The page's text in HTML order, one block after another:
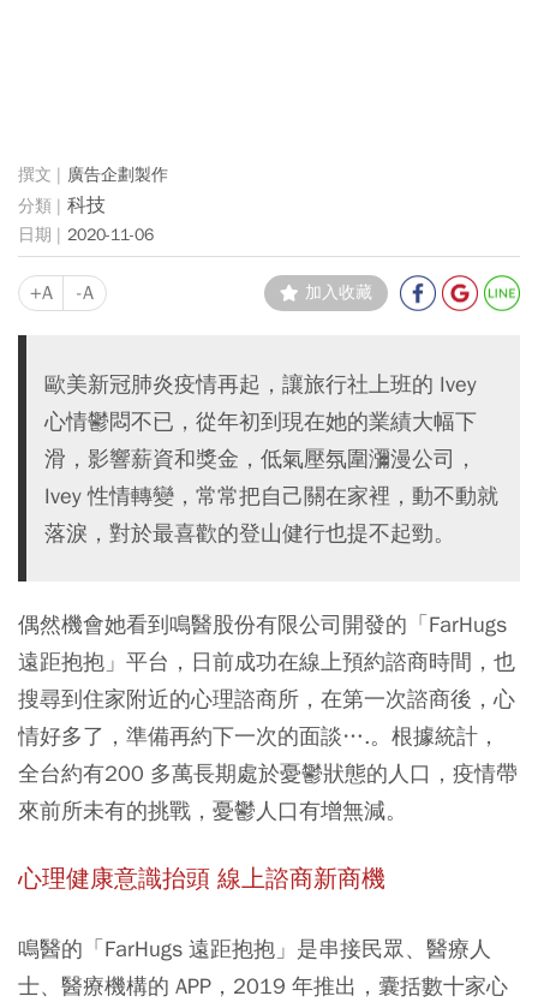
廣告企劃製作
科技
2020-11-06
+A -A 加入收藏
歐美新冠肺炎疫情再起，讓旅行社上班的 Ivey
心情鬱悶不已，從年初到現在她的業績大幅下
滑，影響薪資和獎金，低氣壓氛圍瀰漫公司，
Ivey 性情轉變，常常把自己關在家裡，動不動就
落淚，對於最喜歡的登山健行也提不起勁。
偶然機會她看到鳴醫股份有限公司開發的「FarHugs
遠距抱抱」平台，日前成功在線上預約諮商時間，也
搜尋到住家附近的心理諮商所，在第一次諮商後，心
情好多了，準備再約下一次的面談….。根據統計，
全台約有200 多萬長期處於憂鬱狀態的人口，疫情帶
來前所未有的挑戰，憂鬱人口有增無減。
心理健康意識抬頭 線上諮商新商機
鳴醫的「FarHugs 遠距抱抱」是串接民眾、醫療人
士、醫療機構的 APP，2019 年推出，囊括數十家心